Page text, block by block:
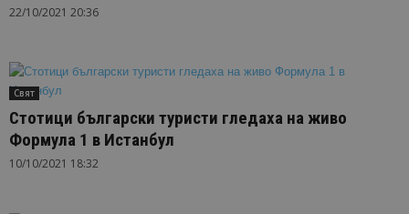
22/10/2021 20:36
Свят
Стотици български туристи гледаха на живо
Формула 1 в Истанбул
10/10/2021 18:32